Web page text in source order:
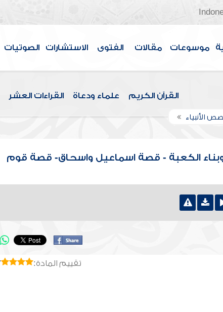
موسوعات مقالات الفتوى الاستشارات الصوتيات
القرآن الكريم علماء ودعاة القراءات العشر
الأنبياء
الكعبة - قصة اسماعيل واسحاق- قصة قوم
تقييم المادة: